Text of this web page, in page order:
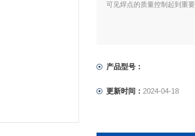
可见焊点的质量控制起到重要
产品型号：
更新时间： 2024-04-18